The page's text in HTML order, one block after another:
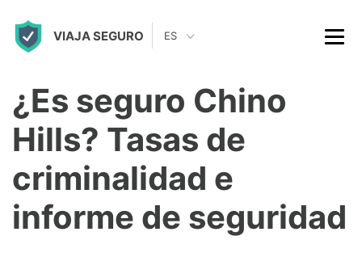
VIAJA SEGURO ES
¿Es seguro Chino
Hills? Tasas de
criminalidad e
informe de seguridad